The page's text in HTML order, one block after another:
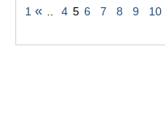
1« 4 5 6 7 8 9 10